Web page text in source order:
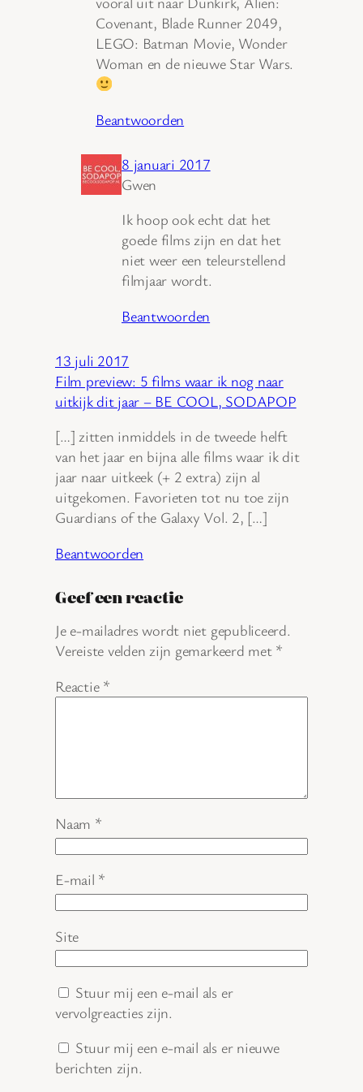
Covenant, Blade Runner 2049,
LEGO: Batman Movie, Wonder
Woman en de nieuwe Star Wars.
Beantwoorden
8 januari 2017
Gwen
Ik hoop ook echt dat het
goede films zijn en dat het
niet weer een teleurstellend
filmjaar wordt.
Beantwoorden
13 juli 2017
Film preview: 5 films waar ik nog naar
uitkijk dit jaar – BE COOL, SODAPOP
[…] zitten inmiddels in de tweede helft
van het jaar en bijna alle films waar ik dit
jaar naar uitkeek (+ 2 extra) zijn al
uitgekomen. Favorieten tot nu toe zijn
Guardians of the Galaxy Vol. 2, […]
Beantwoorden
Geef een reactie
Je e-mailadres wordt niet gepubliceerd.
Vereiste velden zijn gemarkeerd met *
Reactie *
Naam *
E-mail *
Site
Stuur mij een e-mail als er
vervolgreacties zijn.
Stuur mij een e-mail als er nieuwe
berichten zijn.